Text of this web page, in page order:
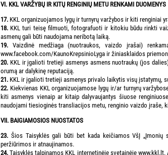
VI. KKL VARŽYBŲ IR KITŲ RENGINIŲ METU RENKAMI DUOMENYS
17. KKL organizuojamos lygų ir turnyrų varžybos ir kiti renginiai
18. KKL turi teisę filmuoti, fotografuoti ir kitokiu būdu rinkti
asmenų gali būti naudojama neribotą laiką.
19. Vaizdinė medžiaga (nuotraukos, vaizdo įrašai)
www.facebook.com/KaunoKrepsinioLyga ir žiniasklaidos
20. KKL ir įgalioti tretieji asmenys asmens nuotraukų (jos
orumą ar dalykinę reputaciją.
21. KKL ir įgalioti tretieji asmenys privalo laikytis visų įstatymų,
22. Kiekvienas KKL organizuojamose lygų ir/ar turnyrų
kiti asmenys vienaip ar kitaip dalyvaujantys šiuose
naudojami tiesioginės transliacijos metu, renginio vaizdo įraše,
VII. BAIGIAMOSIOS NUOSTATOS
23. Šios Taisyklės gali būti bet kada keičiamos VšĮ „Įmonių
peržiūrimos ir atnaujinamos.
24.Taisyklės talpinamos KKL internetinėje svetainėje